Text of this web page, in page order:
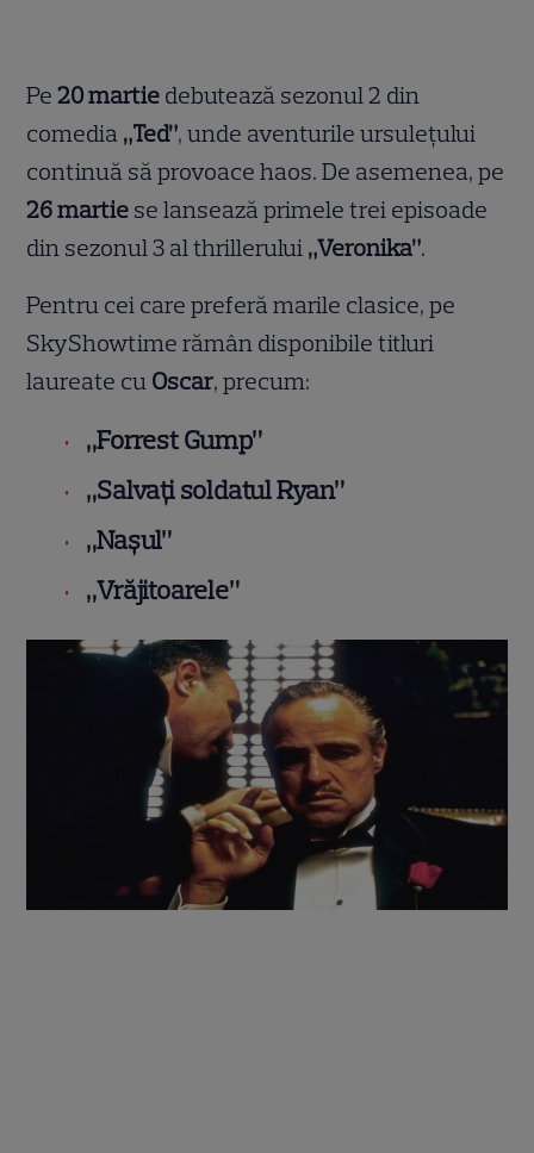
Pe 20 martie debutează sezonul 2 din
comedia „Ted”, unde aventurile ursulețului
continuă să provoace haos. De asemenea, pe
26 martie se lansează primele trei episoade
din sezonul 3 al thrillerului „Veronika”.
Pentru cei care preferă marile clasice, pe
SkyShowtime rămân disponibile titluri
laureate cu Oscar, precum:
„Forrest Gump”
„Salvați soldatul Ryan”
„Nașul”
„Vrăjitoarele”